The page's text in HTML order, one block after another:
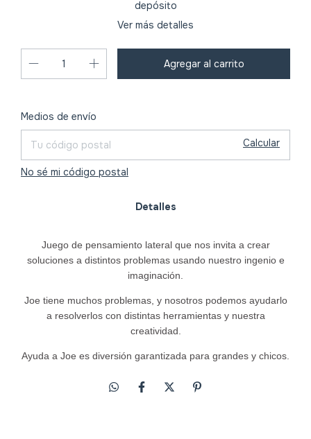
depósito
Ver más detalles
Entregas para el CP:
Medios de envío
Calcular
No sé mi código postal
Detalles
Juego de pensamiento lateral que nos invita a crear
soluciones a distintos problemas usando nuestro ingenio e
imaginación.
Joe tiene muchos problemas, y nosotros podemos ayudarlo
a resolverlos con distintas herramientas y nuestra
creatividad.
Ayuda a Joe es diversión garantizada para grandes y chicos.